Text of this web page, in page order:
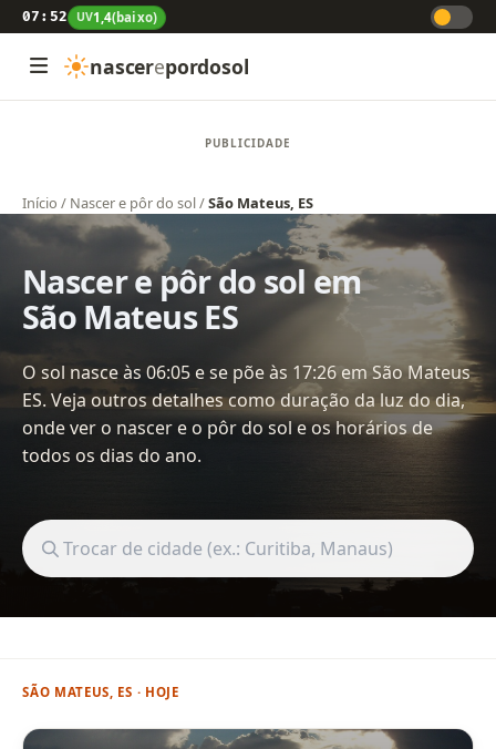
07:52 UV1,4(baixo)
nascerepordosol
Início / Nascer e pôr do sol/São Mateus, ES
Nascer e pôr do sol em
São Mateus ES
O sol nasce às 06:05 e se põe às 17:26 em São Mateus
ES. Veja outros detalhes como duração da luz do dia,
onde ver o nascer e o pôr do sol e os horários de
todos os dias do ano.
Buscar cidade
SÃO MATEUS, ES · HOJE